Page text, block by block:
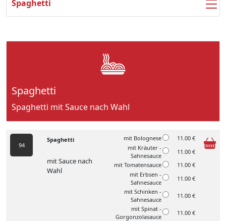
Spaghetti
Spaghetti
Spaghetti mit Sauce nach Wahl
94
Spaghetti
mit Sauce nach
Wahl
mit Bolognese
11.00 €
mit Kräuter -
Sahnesauce
11.00 €
mit Tomatensauce
11.00 €
mit Erbsen -
Sahnesauce
11.00 €
mit Schinken -
Sahnesauce
11.00 €
mit Spinat -
Gorgonzolasauce
11.00 €